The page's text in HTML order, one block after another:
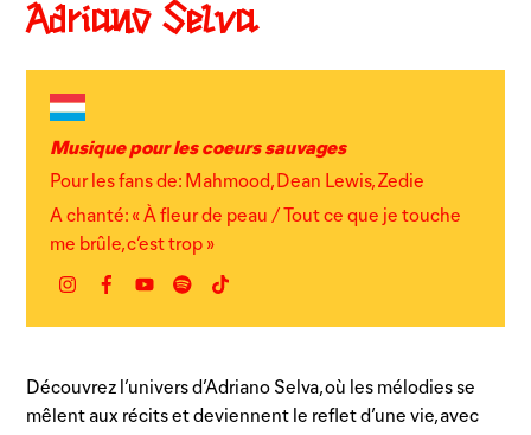
Adriano Selva
Musique pour les coeurs sauvages
Pour les fans de: Mahmood, Dean Lewis, Zedie
A chanté: « À fleur de peau / Tout ce que je touche
me brûle, c’est trop »
Instagram
FacebookYouTubeSpotifyTikTok
Découvrez l’univers d’Adriano Selva, où les mélodies se
mêlent aux récits et deviennent le reflet d’une vie, avec